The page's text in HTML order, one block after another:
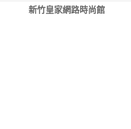
新竹皇家網路時尚館